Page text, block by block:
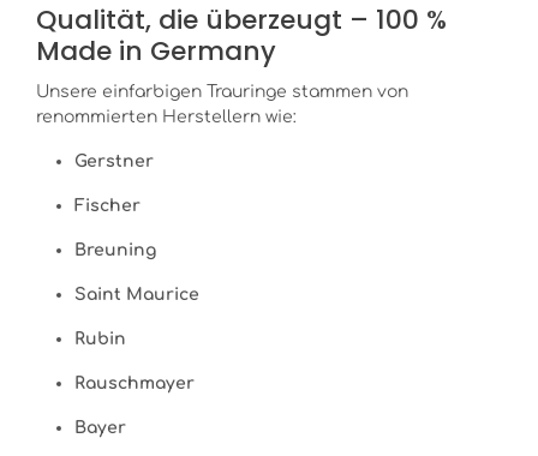
Qualität, die überzeugt – 100 %
Made in Germany
Unsere einfarbigen Trauringe stammen von
renommierten Herstellern wie:
Gerstner
Fischer
Breuning
Saint Maurice
Rubin
Rauschmayer
Bayer